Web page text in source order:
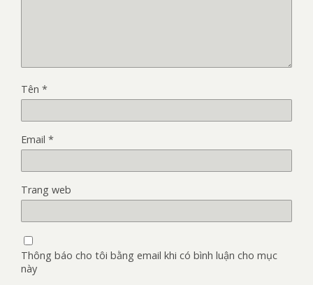
Tên *
Email *
Trang web
Thông báo cho tôi bằng email khi có bình luận cho mục
này